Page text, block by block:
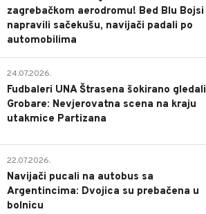
zagrebačkom aerodromu! Bed Blu Bojsi
napravili sačekušu, navijači padali po
automobilima
24.07.2026.
Fudbaleri UNA Štrasena šokirano gledali
Grobare: Nevjerovatna scena na kraju
utakmice Partizana
22.07.2026.
Navijači pucali na autobus sa
Argentincima: Dvojica su prebačena u
bolnicu